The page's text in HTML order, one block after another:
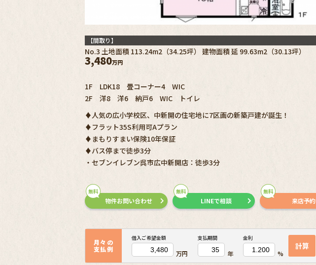
【間取り】
No.3 土地面積 113.24m2（34.25坪） 建物面積 延 99.63m2（30.13坪）
3,480万円
1F LDK18 畳コーナー4 WIC
2F 洋8 洋6 納戸6 WIC トイレ
♦人気の広小学校区、中新開の住宅地に7区画の新築戸建が誕生！
♦フラット35S利用可Aプラン
♦まもりすまい保険10年保証
♦バス停まで徒歩3分
・セブンイレブン呉市広中新開店：徒歩3分
無料
物件お問い合わせ
無料
LINEで相談
無料
来店予約
月々の
支払例
借入ご希望金額
万円
支払期間
年
金利
%
計算